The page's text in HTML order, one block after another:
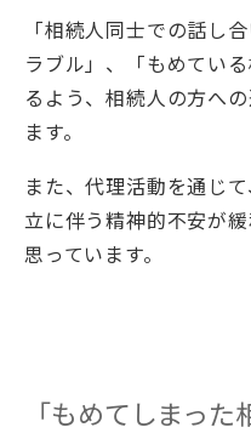
「相続人同士での話し
ラブル」、「もめてい
るよう、相続人の方へ
ます。
また、代理活動を通じ
立に伴う精神的不安が
思っています。
「もめてしまっ